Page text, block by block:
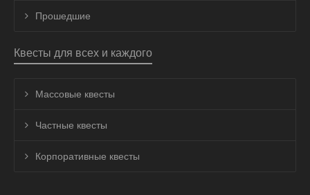
Прошедшие
Квесты для всех и каждого
Массовые квесты
Частные квесты
Корпоративные квесты